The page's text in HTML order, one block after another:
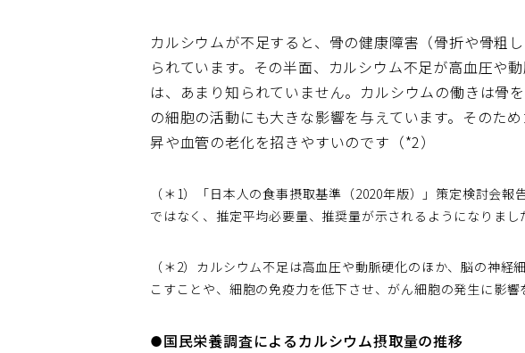
カルシウムが不足すると、骨の健康障害（骨折や骨粗
られています。その半面、カルシウム不足が高血圧や
は、あまり知られていません。カルシウムの働きは骨
の細胞の活動にも大きな影響を与えています。そのた
昇や血管の老化を招きやすいのです（*2）
（＊1）「日本人の食事摂取基準（2020年版）」策定検討会
ではなく、推定平均必要量、推奨量が示されるようになりまし
（＊2）カルシウム不足は高血圧や動脈硬化のほか、脳の神経
こすことや、細胞の免疫力を低下させ、がん細胞の発生に影響
●国民栄養調査によるカルシウム摂取量の推移